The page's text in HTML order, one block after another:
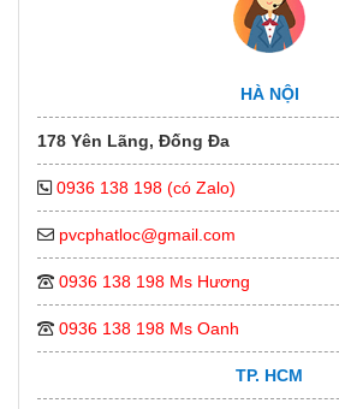
HÀ NỘI
178 Yên Lãng, Đống Đa
0936 138 198 (có Zalo)
pvcphatloc@gmail.com
0936 138 198 Ms Hương
0936 138 198 Ms Oanh
TP. HCM